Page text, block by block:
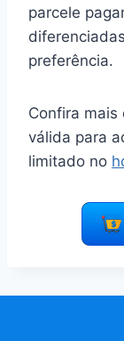
parcele
preferência.
Confira mais
válida para
limitado no